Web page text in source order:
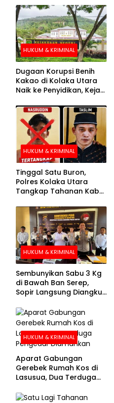
HUKUM & KRIMINAL
Dugaan Korupsi Benih
Kakao di Kolaka Utara
Naik ke Penyidikan, Kejari
HUKUM & KRIMINAL
Tinggal Satu Buron,
Polres Kolaka Utara
Tangkap Tahanan Kabur
Pengejaran
HUKUM & KRIMINAL
Sembunyikan Sabu 3 Kg
di Bawah Ban Serep,
Sopir Langsung Diangkut
HUKUM & KRIMINAL
Aparat Gabungan
Gerebek Rumah Kos di
Lasusua, Dua Terduga